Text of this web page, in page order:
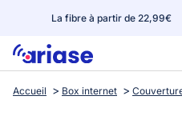
La fibre à partir de 22,99€
Box internet
Accueil Box internet